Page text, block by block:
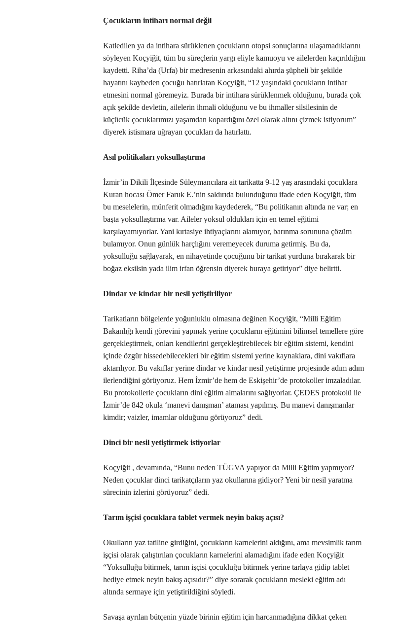
Çocukların intiharı normal değil
Katledilen ya da intihara sürüklenen çocukların otopsi sonuçlarına ulaşamadıklarını
söyleyen Koçyiğit, tüm bu süreçlerin yargı eliyle kamuoyu ve ailelerden kaçırıldığını
kaydetti. Riha’da (Urfa) bir medresenin arkasındaki ahırda şüpheli bir şekilde
hayatını kaybeden çocuğu hatırlatan Koçyiğit, “12 yaşındaki çocukların intihar
etmesini normal göremeyiz. Burada bir intihara sürüklenmek olduğunu, burada çok
açık şekilde devletin, ailelerin ihmali olduğunu ve bu ihmaller silsilesinin de
küçücük çocuklarımızı yaşamdan kopardığını özel olarak altını çizmek istiyorum”
diyerek istismara uğrayan çocukları da hatırlattı.
Asıl politikaları yoksullaştırma
İzmir’in Dikili İlçesinde Süleymancılara ait tarikatta 9-12 yaş arasındaki çocuklara
Kuran hocası Ömer Faruk E.’nin saldırıda bulunduğunu ifade eden Koçyiğit, tüm
bu meselelerin, münferit olmadığını kaydederek, “Bu politikanın altında ne var; en
başta yoksullaştırma var. Aileler yoksul oldukları için en temel eğitimi
karşılayamıyorlar. Yani kırtasiye ihtiyaçlarını alamıyor, barınma sorununa çözüm
bulamıyor. Onun günlük harçlığını veremeyecek duruma getirmiş. Bu da,
yoksulluğu sağlayarak, en nihayetinde çocuğunu bir tarikat yurduna bırakarak bir
boğaz eksilsin yada ilim irfan öğrensin diyerek buraya getiriyor” diye belirtti.
Dindar ve kindar bir nesil yetiştiriliyor
Tarikatların bölgelerde yoğunluklu olmasına değinen Koçyiğit, “Milli Eğitim
Bakanlığı kendi görevini yapmak yerine çocukların eğitimini bilimsel temellere göre
gerçekleştirmek, onları kendilerini gerçekleştirebilecek bir eğitim sistemi, kendini
içinde özgür hissedebilecekleri bir eğitim sistemi yerine kaynaklara, dini vakıflara
aktarılıyor. Bu vakıflar yerine dindar ve kindar nesil yetiştirme projesinde adım adım
ilerlendiğini görüyoruz. Hem İzmir’de hem de Eskişehir’de protokoller imzaladılar.
Bu protokollerle çocukların dini eğitim almalarını sağlıyorlar. ÇEDES protokolü ile
İzmir’de 842 okula ‘manevi danışman’ ataması yapılmış. Bu manevi danışmanlar
kimdir; vaizler, imamlar olduğunu görüyoruz” dedi.
Dinci bir nesil yetiştirmek istiyorlar
Koçyiğit , devamında, “Bunu neden TÜGVA yapıyor da Milli Eğitim yapmıyor?
Neden çocuklar dinci tarikatçıların yaz okullarına gidiyor? Yeni bir nesil yaratma
sürecinin izlerini görüyoruz” dedi.
Tarım işçisi çocuklara tablet vermek neyin bakış açısı?
Okulların yaz tatiline girdiğini, çocukların karnelerini aldığını, ama mevsimlik tarım
işçisi olarak çalıştırılan çocukların karnelerini alamadığını ifade eden Koçyiğit
“Yoksulluğu bitirmek, tarım işçisi çocukluğu bitirmek yerine tarlaya gidip tablet
hediye etmek neyin bakış açısıdır?” diye sorarak çocukların mesleki eğitim adı
altında sermaye için yetiştirildiğini söyledi.
Savaşa ayrılan bütçenin yüzde birinin eğitim için harcanmadığına dikkat çeken